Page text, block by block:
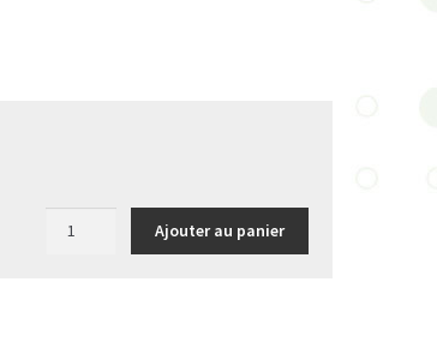
quantité
Ajouter au panier